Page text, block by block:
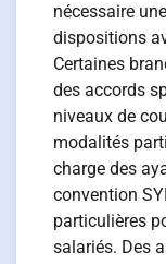
nécessaire
dispositions
Certaines
des accords
niveaux de
modalités
charge des
convention
particulières
salariés. Des